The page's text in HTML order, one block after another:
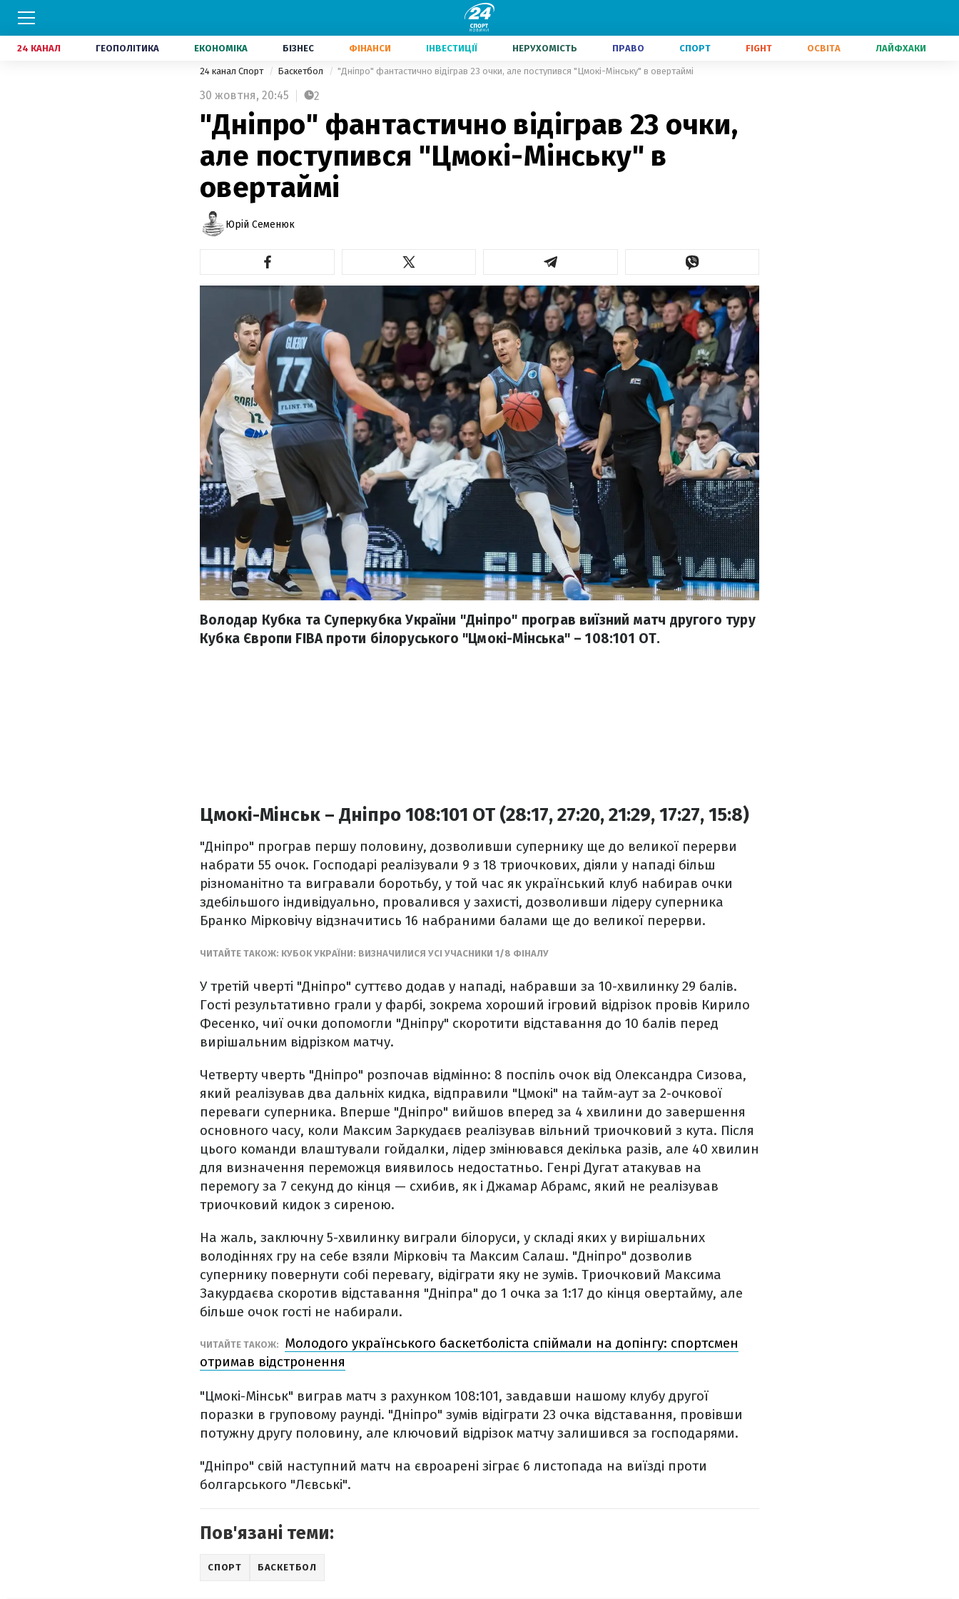
24 КАНАЛ ГЕОПОЛІТИКА ЕКОНОМІКА БІЗНЕС ФІНАНСИ ІНВЕСТИЦІЇ НЕРУХОМІСТЬ ПРАВО СПОРТ FIGHT ОСВІТА ЛАЙФХАКИ
24 канал Спорт Баскетбол "Дніпро" фантастично відіграв 23 очки, але поступився "Цмокі-Мінську" в овертаймі
30 жовтня, 20:45 2
"Дніпро" фантастично відіграв 23 очки,
але поступився "Цмокі-Мінську" в
овертаймі
Юрій Семенюк
Володар Кубка та Суперкубка України "Дніпро" програв виїзний матч другого туру
Кубка Європи FIBA проти білоруського "Цмокі-Мінська" – 108:101 ОТ.
Цмокі-Мінськ – Дніпро 108:101 ОТ (28:17, 27:20, 21:29, 17:27, 15:8)
"Дніпро" програв першу половину, дозволивши супернику ще до великої перерви
набрати 55 очок. Господарі реалізували 9 з 18 триочкових, діяли у нападі більш
різноманітно та вигравали боротьбу, у той час як український клуб набирав очки
здебільшого індивідуально, провалився у захисті, дозволивши лідеру суперника
Бранко Мірковічу відзначитись 16 набраними балами ще до великої перерви.
ЧИТАЙТЕ ТАКОЖ: КУБОК УКРАЇНИ: ВИЗНАЧИЛИСЯ УСІ УЧАСНИКИ 1/8 ФІНАЛУ
У третій чверті "Дніпро" суттєво додав у нападі, набравши за 10-хвилинку 29 балів.
Гості результативно грали у фарбі, зокрема хороший ігровий відрізок провів Кирило
Фесенко, чиї очки допомогли "Дніпру" скоротити відставання до 10 балів перед
вирішальним відрізком матчу.
Четверту чверть "Дніпро" розпочав відмінно: 8 поспіль очок від Олександра Сизова,
який реалізував два дальніх кидка, відправили "Цмокі" на тайм-аут за 2-очкової
переваги суперника. Вперше "Дніпро" вийшов вперед за 4 хвилини до завершення
основного часу, коли Максим Заркудаєв реалізував вільний триочковий з кута. Після
цього команди влаштували гойдалки, лідер змінювався декілька разів, але 40 хвилин
для визначення переможця виявилось недостатньо. Генрі Дугат атакував на
перемогу за 7 секунд до кінця — схибив, як і Джамар Абрамс, який не реалізував
триочковий кидок з сиреною.
На жаль, заключну 5-хвилинку виграли білоруси, у складі яких у вирішальних
володіннях гру на себе взяли Мірковіч та Максим Салаш. "Дніпро" дозволив
супернику повернути собі перевагу, відіграти яку не зумів. Триочковий Максима
Закурдаєва скоротив відставання "Дніпра" до 1 очка за 1:17 до кінця овертайму, але
більше очок гості не набирали.
ЧИТАЙТЕ ТАКОЖ:
Молодого українського баскетболіста спіймали на допінгу: спортсмен
отримав відстронення
"Цмокі-Мінськ" виграв матч з рахунком 108:101, завдавши нашому клубу другої
поразки в груповому раунді. "Дніпро" зумів відіграти 23 очка відставання, провівши
потужну другу половину, але ключовий відрізок матчу залишився за господарями.
"Дніпро" свій наступний матч на євроарені зіграє 6 листопада на виїзді проти
болгарського "Лєвські".
Пов'язані теми:
СПОРТ БАСКЕТБОЛ